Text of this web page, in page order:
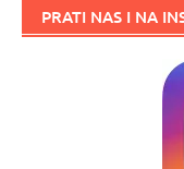
PRATI NAS I NA